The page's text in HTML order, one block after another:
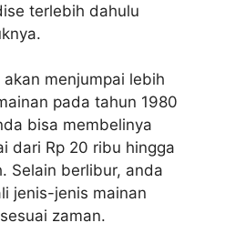
terlebih dahulu
menjumpai lebih
pada tahun 1980
bisa membelinya
dari Rp 20 ribu hingga
Selain berlibur, anda
jenis-jenis mainan
zaman.